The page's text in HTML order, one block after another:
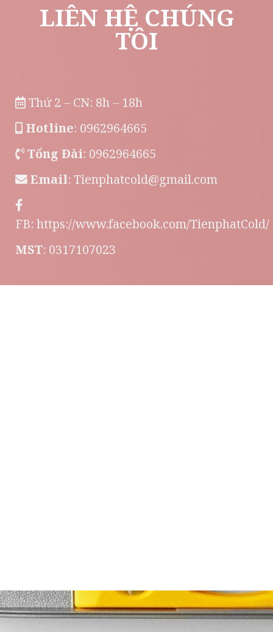
LIÊN HỆ CHÚNG
TÔI
Thứ 2 – CN: 8h – 18h
Hotline: 0962964665
Tổng Đài: 0962964665
Email: Tienphatcold@gmail.com
FB: https://www.facebook.com/TienphatCold/
MST: 0317107023